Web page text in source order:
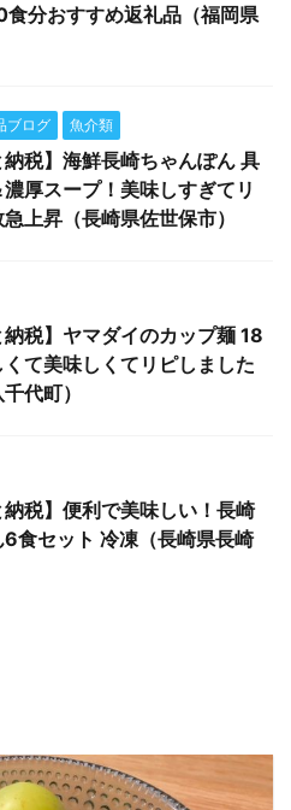
食分おすすめ返礼品（福岡県
ブログ 魚介類
納税】海鮮長崎ちゃんぽん 具
厚スープ！美味しすぎてリ
上昇（長崎県佐世保市）
納税】ヤマダイのカップ麺 18
て美味しくてリピしました
代町）
納税】便利で美味しい！長崎
6食セット 冷凍（長崎県長崎